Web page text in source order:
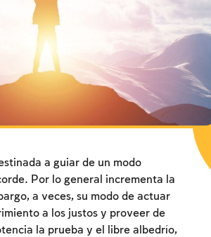
a guiar de un modo
Por lo general incrementa la
a veces, su modo de actuar
a los justos y proveer de
la prueba y el libre albedrío,